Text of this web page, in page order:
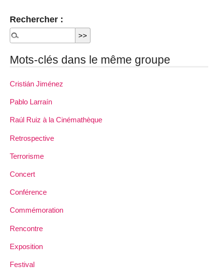
Rechercher :
Mots-clés dans le même groupe
Cristián Jiménez
Pablo Larraín
Raúl Ruiz à la Cinémathèque
Retrospective
Terrorisme
Concert
Conférence
Commémoration
Rencontre
Exposition
Festival